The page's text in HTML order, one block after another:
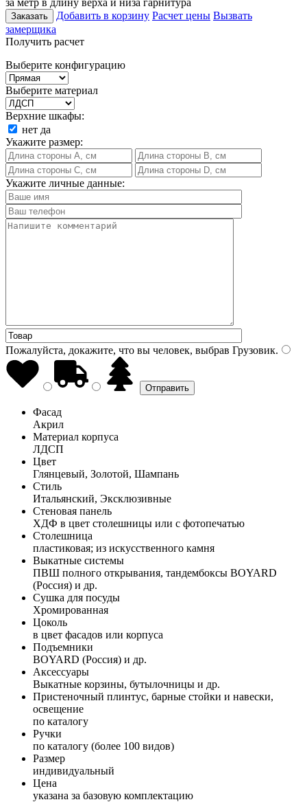
Заказать Добавить в корзину Расчет цены Вызвать
замерщика
Получить расчет
Выберите конфигурацию
Выберите материал
Верхние шкафы:
нет да
Укажите размер:
Укажите личные данные:
Пожалуйста, докажите, что вы человек, выбрав Грузовик.
Фасад
Акрил
Материал корпуса
ЛДСП
Цвет
Глянцевый, Золотой, Шампань
Стиль
Итальянский, Эксклюзивные
Стеновая панель
ХДФ в цвет столешницы или с фотопечатью
Столешница
пластиковая; из искусственного камня
Выкатные системы
ПВШ полного открывания, тандембоксы BOYARD
(Россия) и др.
Сушка для посуды
Хромированная
Цоколь
в цвет фасадов или корпуса
Подъемники
BOYARD (Россия) и др.
Аксессуары
Выкатные корзины, бутылочницы и др.
Пристеночный плинтус, барные стойки и навески,
освещение
по каталогу
Ручки
по каталогу (более 100 видов)
Размер
индивидуальный
Цена
указана за базовую комплектацию